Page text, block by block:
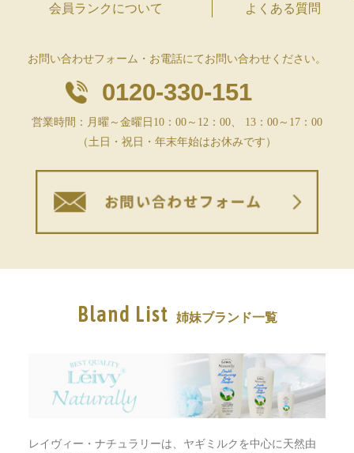
会員ランクについて
よくある質問
お問い合わせフォーム・お電話にてお問い合わせください。
0120-330-151
営業時間：月曜～金曜日10：00～12：00、 13：00～17：00
（土日・祝日・年末年始はお休みです）
Bland List 姉妹ブランド一覧
レイヴィー・ナチュラリーは、ヤギミルクを中心に天然由